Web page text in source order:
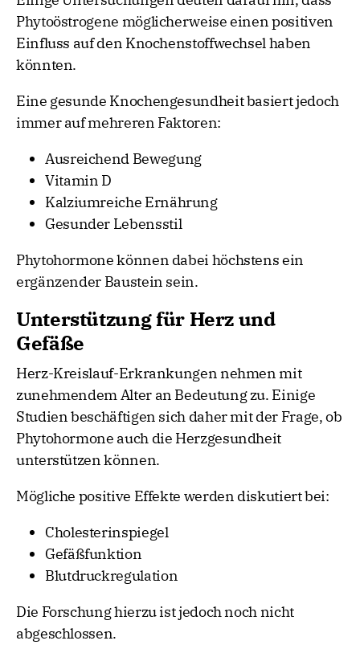
Phytoöstrogene möglicherweise einen positiven
Einfluss auf den Knochenstoffwechsel haben
könnten.
Eine gesunde Knochengesundheit basiert jedoch
immer auf mehreren Faktoren:
Ausreichend Bewegung
Vitamin D
Kalziumreiche Ernährung
Gesunder Lebensstil
Phytohormone können dabei höchstens ein
ergänzender Baustein sein.
Unterstützung für Herz und
Gefäße
Herz-Kreislauf-Erkrankungen nehmen mit
zunehmendem Alter an Bedeutung zu. Einige
Studien beschäftigen sich daher mit der Frage, ob
Phytohormone auch die Herzgesundheit
unterstützen können.
Mögliche positive Effekte werden diskutiert bei:
Cholesterinspiegel
Gefäßfunktion
Blutdruckregulation
Die Forschung hierzu ist jedoch noch nicht
abgeschlossen.